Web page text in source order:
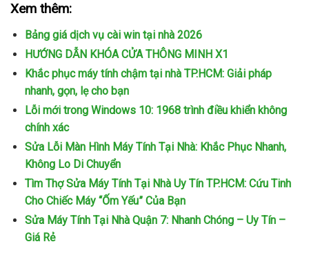
Xem thêm:
Bảng giá dịch vụ cài win tại nhà 2026
HƯỚNG DẪN KHÓA CỬA THÔNG MINH X1
Khắc phục máy tính chậm tại nhà TP.HCM: Giải pháp
nhanh, gọn, lẹ cho bạn
Lỗi mới trong Windows 10: 1968 trình điều khiển không
chính xác
Sửa Lỗi Màn Hình Máy Tính Tại Nhà: Khắc Phục Nhanh,
Không Lo Di Chuyển
Tìm Thợ Sửa Máy Tính Tại Nhà Uy Tín TP.HCM: Cứu Tinh
Cho Chiếc Máy “Ốm Yếu” Của Bạn
Sửa Máy Tính Tại Nhà Quận 7: Nhanh Chóng – Uy Tín –
Giá Rẻ